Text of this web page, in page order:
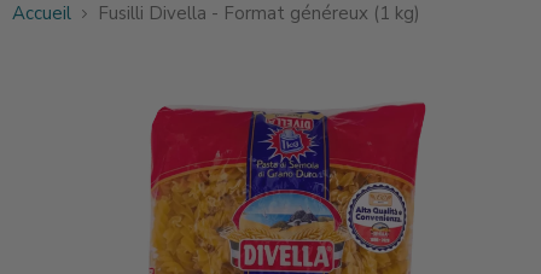
Accueil Fusilli Divella - Format généreux (1 kg)